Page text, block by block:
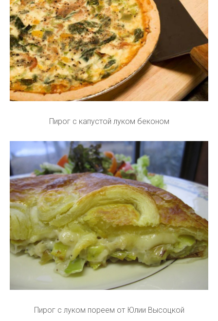
Пирог с капустой луком беконом
Пирог с луком пореем от Юлии Высоцкой